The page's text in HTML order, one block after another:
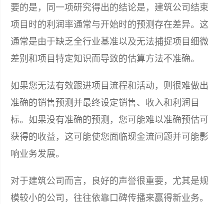
要的是，同一项研究得出的结论是，建筑公司结束
项目时的利润率通常与开始时的预测存在差异。这
通常是由于缺乏全行业基准以及无法捕捉项目细微
差别和项目特定知识而导致的估算方法不准确。
如果您无法有效跟进项目流程和活动，则很难做出
准确的销售预测并最终设定销售、收入和利润目
标。如果没有准确的预测，您可能难以准确预估可
获得的收益，这可能使您面临现金流问题并可能影
响业务发展。
对于建筑公司而言，良好的声誉很重要，尤其是规
模较小的公司，往往依靠口碑传播来赢得新业务。